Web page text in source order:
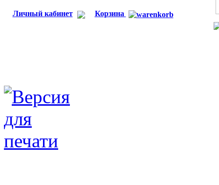
Личный кабинет Корзина